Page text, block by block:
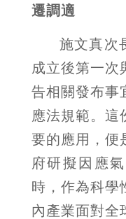
遷調適
施文真次
成立後第一次
告相關發布事
應法規範。這
要的應用，便
府研擬因應
時，作為科學
內產業面對全